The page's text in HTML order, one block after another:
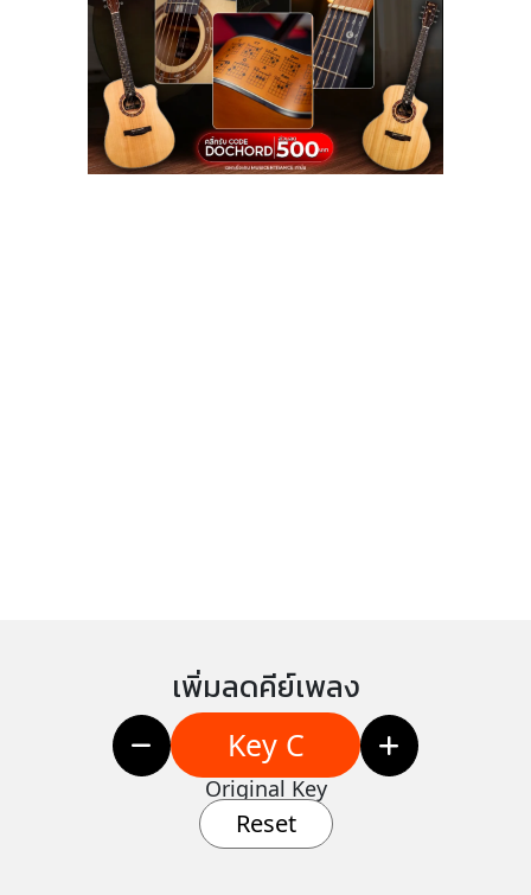
เพิ่มลดคีย์เพลง
Key C
Original Key
Reset